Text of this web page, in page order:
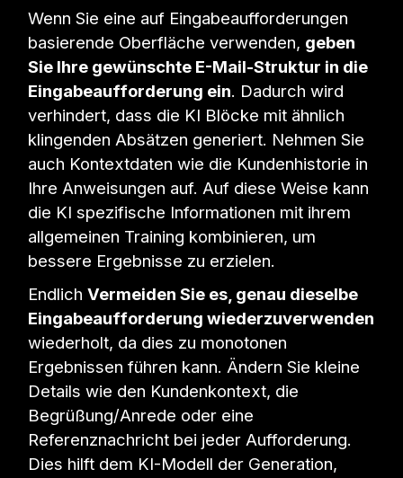
Wenn Sie eine auf Eingabeaufforderungen
basierende Oberfläche verwenden, geben
Sie Ihre gewünschte E-Mail-Struktur in die
Eingabeaufforderung ein. Dadurch wird
verhindert, dass die KI Blöcke mit ähnlich
klingenden Absätzen generiert. Nehmen Sie
auch Kontextdaten wie die Kundenhistorie in
Ihre Anweisungen auf. Auf diese Weise kann
die KI spezifische Informationen mit ihrem
allgemeinen Training kombinieren, um
bessere Ergebnisse zu erzielen.
EndlichVermeiden Sie es, genau dieselbe
Eingabeaufforderung wiederzuverwenden
wiederholt, da dies zu monotonen
Ergebnissen führen kann. Ändern Sie kleine
Details wie den Kundenkontext, die
Begrüßung/Anrede oder eine
Referenznachricht bei jeder Aufforderung.
Dies hilft dem KI-Modell der Generation,